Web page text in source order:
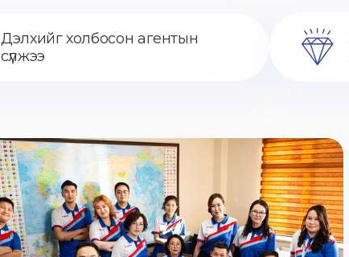
Дэлхийг холбосон агентын
сүлжээ